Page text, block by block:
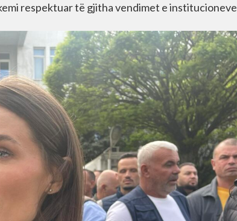
respektuar të gjitha vendimet e institucioneve